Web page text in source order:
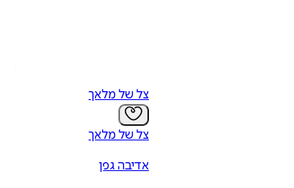
צל של מלאך
צל של מלאך
אדיבה גפן